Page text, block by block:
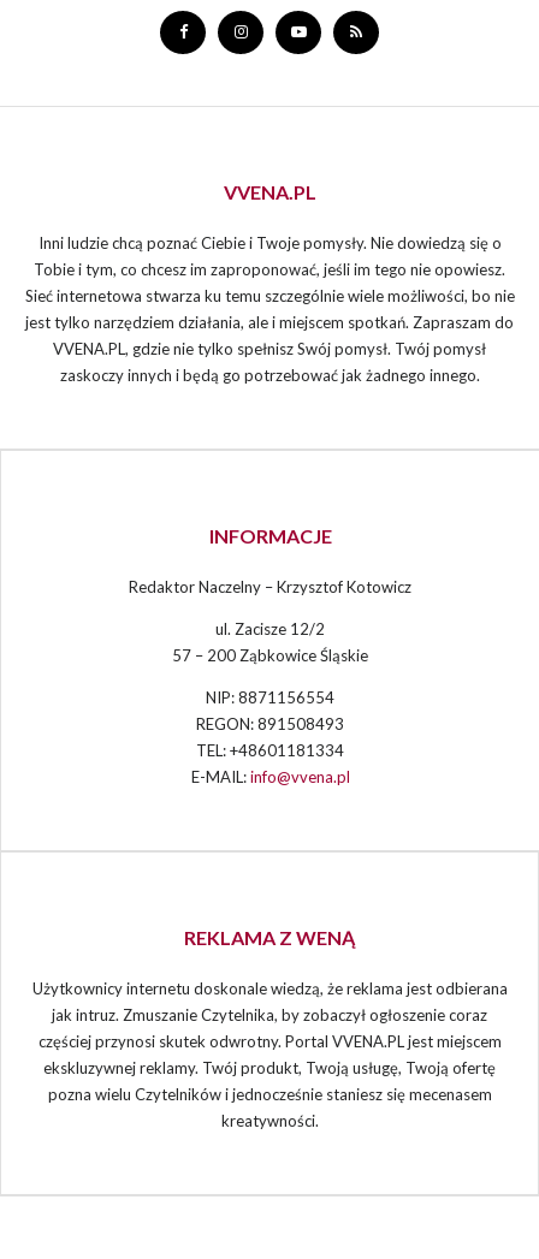
VVENA.PL
Inni ludzie chcą poznać Ciebie i Twoje pomysły. Nie dowiedzą się o
Tobie i tym, co chcesz im zaproponować, jeśli im tego nie opowiesz.
Sieć internetowa stwarza ku temu szczególnie wiele możliwości, bo nie
jest tylko narzędziem działania, ale i miejscem spotkań. Zapraszam do
VVENA.PL, gdzie nie tylko spełnisz Swój pomysł. Twój pomysł
zaskoczy innych i będą go potrzebować jak żadnego innego.
INFORMACJE
Redaktor Naczelny – Krzysztof Kotowicz
ul. Zacisze 12/2
57 – 200 Ząbkowice Śląskie
NIP: 8871156554
REGON: 891508493
TEL: +48601181334
E-MAIL:info@vvena.pl
REKLAMA Z WENĄ
Użytkownicy internetu doskonale wiedzą, że reklama jest odbierana
jak intruz. Zmuszanie Czytelnika, by zobaczył ogłoszenie coraz
częściej przynosi skutek odwrotny. Portal VVENA.PL jest miejscem
ekskluzywnej reklamy. Twój produkt, Twoją usługę, Twoją ofertę
pozna wielu Czytelników i jednocześnie staniesz się mecenasem
kreatywności.